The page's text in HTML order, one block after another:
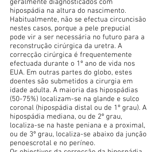
geralmente diagnosticados com
hipospádia na altura do nascimento.
Habitualmente, não se efectua circuncisão
nestes casos, porque a pele prepucial
pode vir a ser necessária no futuro para a
reconstrução cirúrgica da uretra. A
correcção cirúrgica é frequentemente
efectuada durante o 1º ano de vida nos
EUA. Em outras partes do globo, estes
doentes são submetidos a cirurgia em
idade adulta. A maioria das hipospádias
(50-75%) localizam-se na glande e sulco
coronal (hipospádia distal ou de 1º grau). A
hipospádia mediana, ou de 2º grau,
localiza-se na haste peniana e a proximal,
ou de 3º grau, localiza-se abaixo da junção
penoescrotal e no períneo.